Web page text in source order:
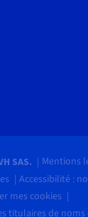
SAS. Mentions
Accessibilité :
mes cookies
titulaires de noms